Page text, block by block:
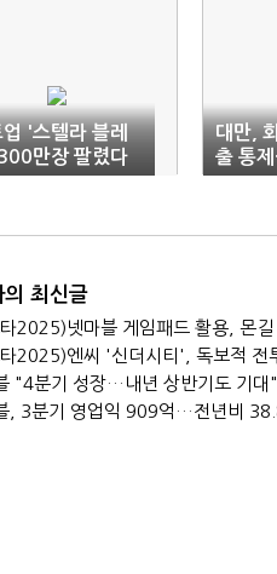
업 '스텔라 블레
만장 팔렸다
대만,
출 통
성장
의 최신글
2025)넷마블 게임패드 활용, 몬
2025)엔씨 '신더시티', 독보적 전
"4분기 성장…내년 상반기도 기대"
, 3분기 영업익 909억…전년비